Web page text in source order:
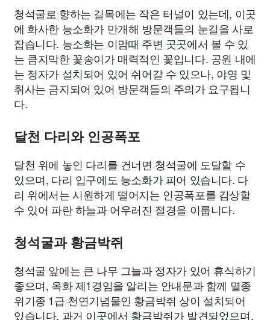
청석굴로 향하는 길목에는 작은 터널이 있는데, 이곳
에 화사한 능소화가 만개해 방문객들의 눈길을 사로
잡습니다. 능소화는 이맘때 주변 곳곳에서 볼 수 있
는 큼지막한 꽃송이가 매력적인 꽃입니다. 공원 내에
는 정자가 설치되어 있어 쉬어갈 수 있으나, 야영 및
취사는 금지되어 있어 방문객들의 주의가 요구됩니
다.
달천 다리와 인공폭포
달천 위에 놓인 다리를 건너면 청석굴에 도달할 수
있으며, 다리 입구에도 능소화가 피어 있습니다. 다
리 위에서는 시원하게 떨어지는 인공폭포를 감상할
수 있어 파란 하늘과 어우러진 절경을 이룹니다.
청석굴과 황금박쥐
청석굴 앞에는 큰 나무 그늘과 정자가 있어 휴식하기
좋으며, 옥화 제1경임을 알리는 안내문과 함께 멸종
위기종 1급 천연기념물인 황금박쥐 상이 설치되어
있습니다. 과거 이곳에서 황금박쥐가 발견되었으며,